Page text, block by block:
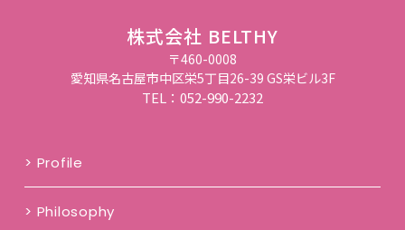
株式会社 BELTHY
〒460-0008
愛知県名古屋市中区栄5丁目26-39 GS栄ビル3F
TEL：052-990-2232
Profile
Philosophy